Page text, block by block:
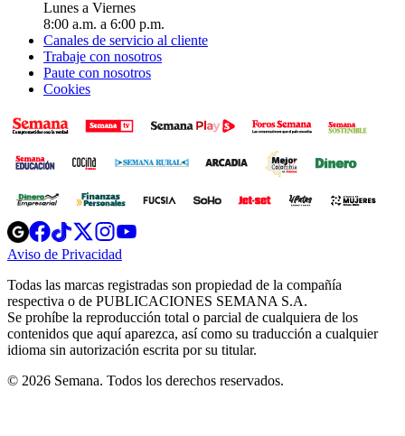
Lunes a Viernes
8:00 a.m. a 6:00 p.m.
Canales de servicio al cliente
Trabaje con nosotros
Paute con nosotros
Cookies
Opens
in
new
Opens
in
new
Opens
in
new
window
Opens
new
windowwindow
Aviso de Privacidad
new
window
Todas las marcas registradas son propiedad de la compañía
respectiva o de PUBLICACIONES SEMANA S.A.
Se prohíbe la reproducción total o parcial de cualquiera de los
contenidos que aquí aparezca, así como su traducción a cualquier
idioma sin autorización escrita por su titular.
© 2026 Semana. Todos los derechos reservados.